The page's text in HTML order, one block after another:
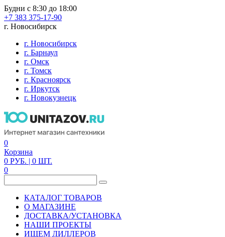
Будни с 8:30 до 18:00
+7 383 375-17-90
г. Новосибирск
г. Новосибирск
г. Барнаул
г. Омск
г. Томск
г. Красноярск
г. Иркутск
г. Новокузнецк
0
Корзина
0 РУБ. | 0 ШТ.
0
КАТАЛОГ ТОВАРОВ
О МАГАЗИНЕ
ДОСТАВКА/УСТАНОВКА
НАШИ ПРОЕКТЫ
ИЩЕМ ДИЛЛЕРОВ